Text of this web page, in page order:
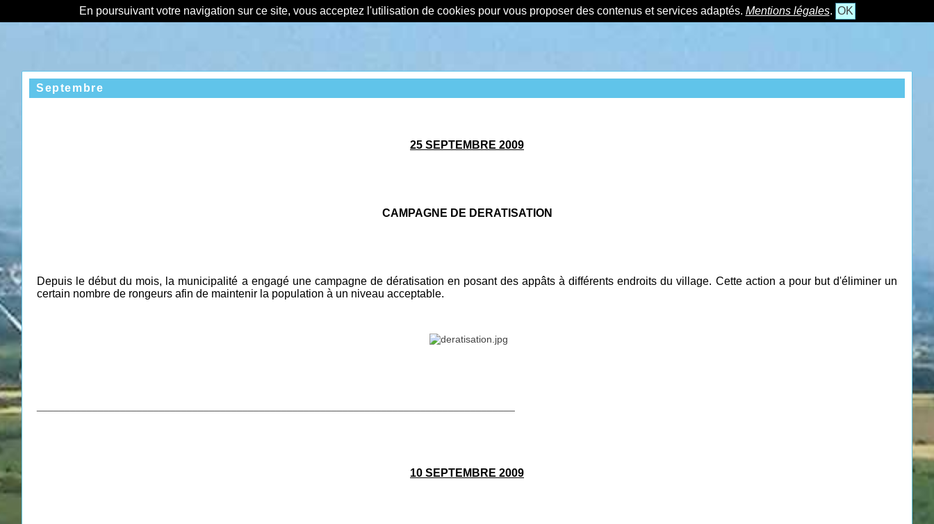
En poursuivant votre navigation sur ce site, vous acceptez l'utilisation de cookies pour vous proposer des contenus et services adaptés. Mentions légales. OK
Septembre
25 SEPTEMBRE 2009
CAMPAGNE DE DERATISATION
Depuis le début du mois, la municipalité a engagé une campagne de dératisation en posant des appâts à différents endroits du village. Cette action a pour but d'éliminer un
certain nombre de rongeurs afin de maintenir la population à un niveau acceptable.
10 SEPTEMBRE 2009